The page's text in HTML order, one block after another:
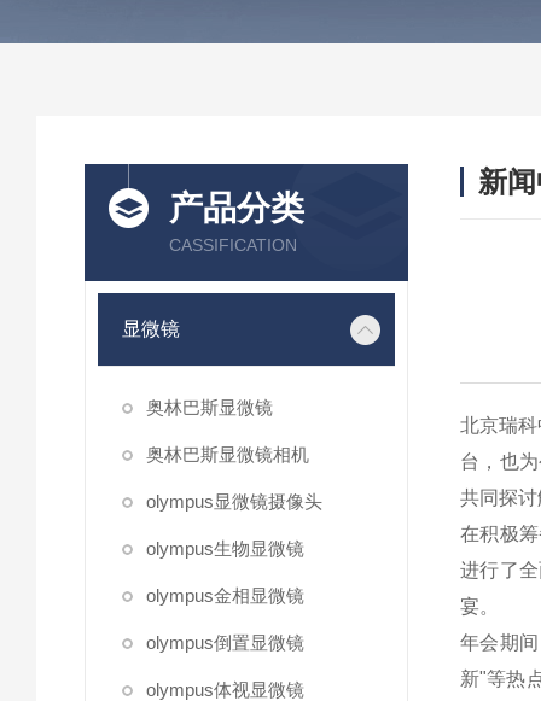
产品分类
CASSIFICATION
显微镜
奥林巴斯显微镜
奥林巴斯显微镜相机
olympus显微镜摄像头
olympus生物显微镜
olympus金相显微镜
olympus倒置显微镜
olympus体视显微镜
新
北京瑞
台，也
共同探
在积极
进行了
宴。
年会期
新"等热